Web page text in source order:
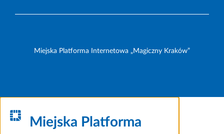
Miejska Platforma Internetowa „Magiczny Kraków”
Miejska Platforma